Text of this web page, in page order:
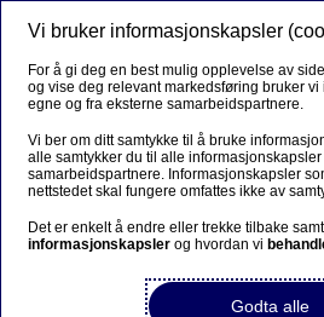
Vi bruker informasjonskapsler
For å gi deg en best mulig opplevelse av
og vise deg relevant markedsføring bruker
egne og fra eksterne samarbeidspartnere.
Vi ber om ditt samtykke til å bruke
alle samtykker du til alle
samarbeidspartnere. Informasjonskapsler
nettstedet skal fungere omfattes ikke av
Det er enkelt å endre eller trekke tilbake
informasjonskapsler og hvordan vi
Godta alle